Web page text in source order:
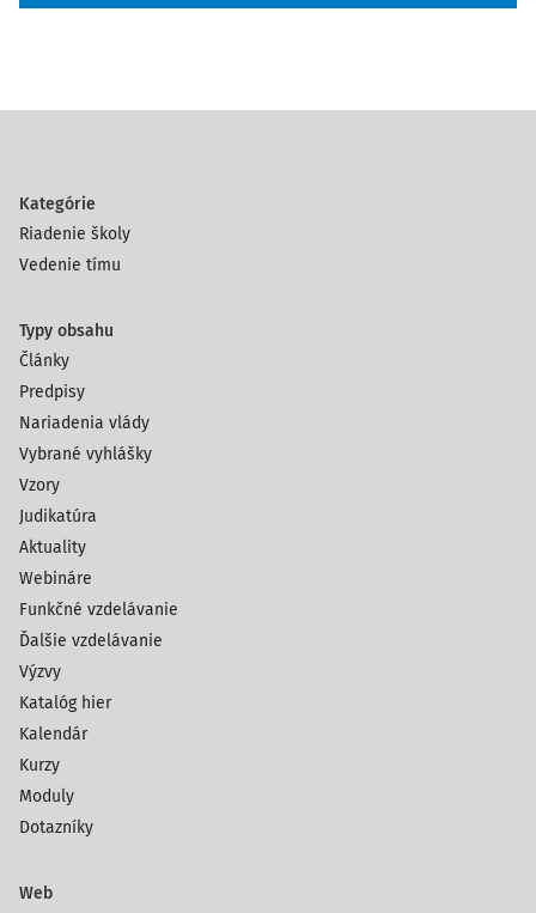
Kategórie
Riadenie školy
Vedenie tímu
Typy obsahu
Články
Predpisy
Nariadenia vlády
Vybrané vyhlášky
Vzory
Judikatúra
Aktuality
Webináre
Funkčné vzdelávanie
Ďalšie vzdelávanie
Výzvy
Katalóg hier
Kalendár
Kurzy
Moduly
Dotazníky
Web